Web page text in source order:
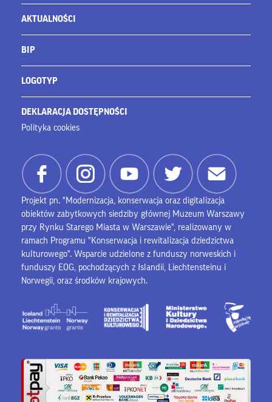
AKTUALNOŚCI
BIP
LOGOTYP
DEKLARACJA DOSTĘPNOŚCI
Polityka cookies
Projekt pn. "Modernizacja, konserwacja oraz digitalizacja
obiektów zabytkowych siedziby głównej Muzeum Warszawy
przy Rynku Starego Miasta w Warszawie", realizowany w
ramach Programu "Konserwacja i rewitalizacja dziedzictwa
kulturowego". Wsparcie udzielone z funduszy norweskich i
funduszy EOG, pochodzących z Islandii, Liechtensteinu i
Norwegii, oraz środków krajowych.